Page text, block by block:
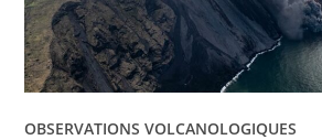
OBSERVATIONS VOLCANOLOGIQUES